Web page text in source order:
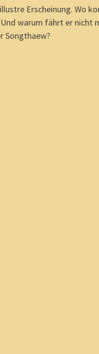
Erscheinung. Wo
Und warum fährt er nicht
Songthaew?